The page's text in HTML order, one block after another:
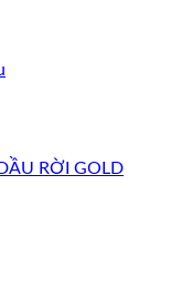
RỜI GOLD